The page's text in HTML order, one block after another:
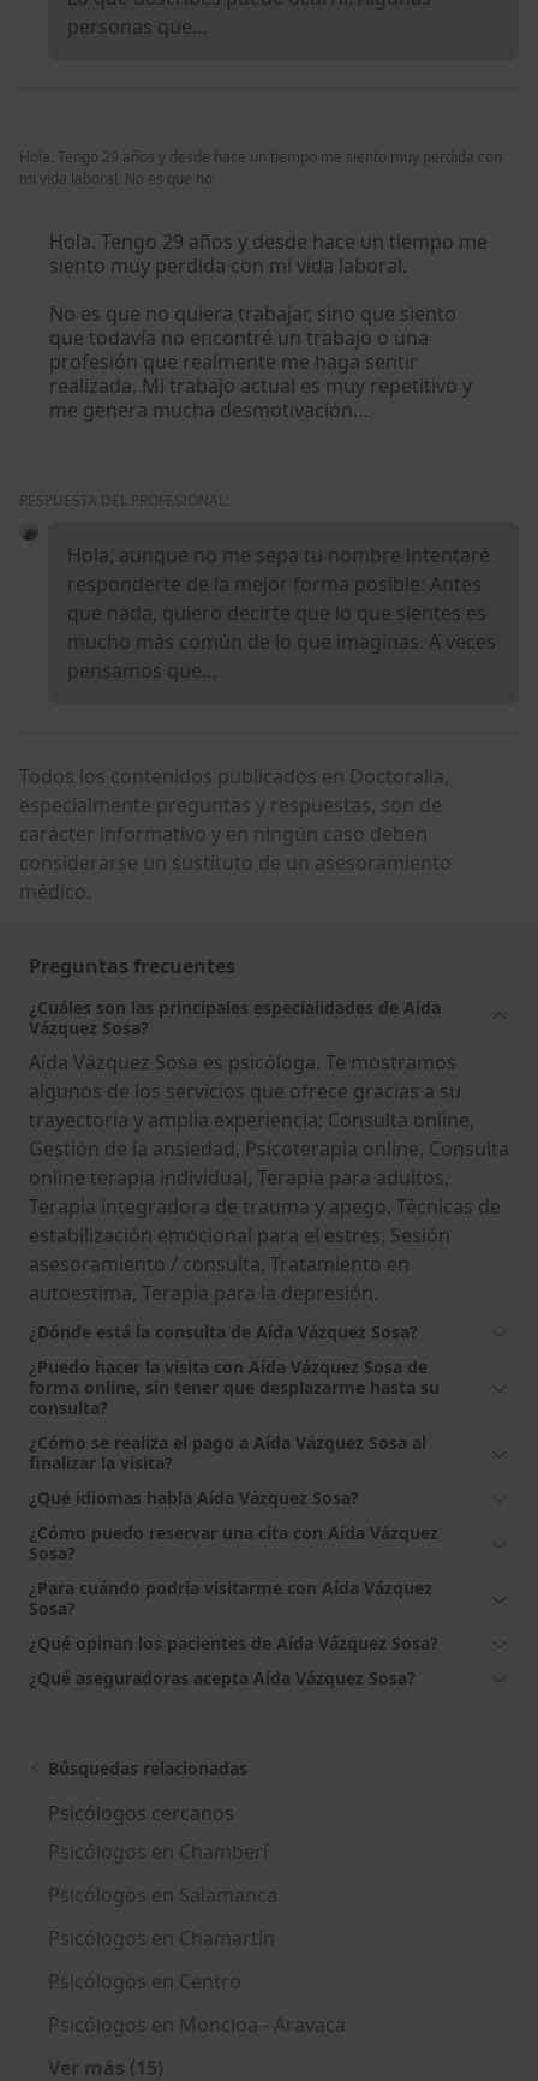
personas que…
Hola. Tengo 29 años y desde hace un tiempo me siento muy perdida con
mi vida laboral. No es que no
Hola. Tengo 29 años y desde hace un tiempo me
siento muy perdida con mi vida laboral.
No es que no quiera trabajar, sino que siento
que todavía no encontré un trabajo o una
profesión que realmente me haga sentir
realizada. Mi trabajo actual es muy repetitivo y
me genera mucha desmotivación…
RESPUESTA DEL PROFESIONAL:
Hola, aunque no me sepa tu nombre intentaré
responderte de la mejor forma posible: Antes
que nada, quiero decirte que lo que sientes es
mucho más común de lo que imaginas. A veces
pensamos que…
Todos los contenidos publicados en Doctoralia,
especialmente preguntas y respuestas, son de
carácter informativo y en ningún caso deben
considerarse un sustituto de un asesoramiento
médico.
Preguntas frecuentes
¿Cuáles son las principales especialidades de Aída
Vázquez Sosa?
Aída Vázquez Sosa es psicóloga. Te mostramos
algunos de los servicios que ofrece gracias a su
trayectoria y amplia experiencia: Consulta online,
Gestión de la ansiedad, Psicoterapia online, Consulta
online terapia individual, Terapia para adultos,
Terapia integradora de trauma y apego, Técnicas de
estabilización emocional para el estres, Sesión
asesoramiento / consulta, Tratamiento en
autoestima, Terapia para la depresión.
¿Dónde está la consulta de Aída Vázquez Sosa?
¿Puedo hacer la visita con Aída Vázquez Sosa de
forma online, sin tener que desplazarme hasta su
consulta?
¿Cómo se realiza el pago a Aída Vázquez Sosa al
finalizar la visita?
¿Qué idiomas habla Aída Vázquez Sosa?
¿Cómo puedo reservar una cita con Aída Vázquez
Sosa?
¿Para cuándo podría visitarme con Aída Vázquez
Sosa?
¿Qué opinan los pacientes de Aída Vázquez Sosa?
¿Qué aseguradoras acepta Aída Vázquez Sosa?
Búsquedas relacionadas
Psicólogos cercanos
Psicólogos en Chamberí
Psicólogos en Salamanca
Psicólogos en Chamartín
Psicólogos en Centro
Psicólogos en Moncloa - Aravaca
Ver más (15)